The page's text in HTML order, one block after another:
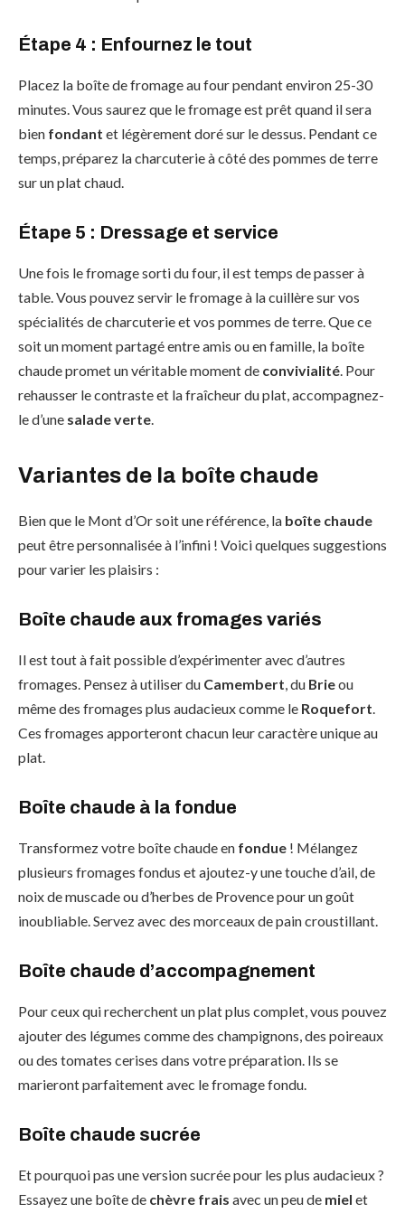
Étape 4 : Enfournez le tout
Placez la boîte de fromage au four pendant environ 25-30
minutes. Vous saurez que le fromage est prêt quand il sera
bien fondant et légèrement doré sur le dessus. Pendant ce
temps, préparez la charcuterie à côté des pommes de terre
sur un plat chaud.
Étape 5 : Dressage et service
Une fois le fromage sorti du four, il est temps de passer à
table. Vous pouvez servir le fromage à la cuillère sur vos
spécialités de charcuterie et vos pommes de terre. Que ce
soit un moment partagé entre amis ou en famille, la boîte
chaude promet un véritable moment de convivialité . Pour
rehausser le contraste et la fraîcheur du plat, accompagnez-
le d’une salade verte
Variantes de la boîte chaude
Bien que le Mont d’Or soit une référence, la boîte chaude
peut être personnalisée à l’infini ! Voici quelques suggestions
pour varier les plaisirs :
Boîte chaude aux fromages variés
Il est tout à fait possible d’expérimenter avec d’autres
fromages. Pensez à utiliser du Camembert , du Brieou
même des fromages plus audacieux comme le Roquefort
Ces fromages apporteront chacun leur caractère unique au
plat.
Boîte chaude à la fondue
Transformez votre boîte chaude en fondue ! Mélangez
plusieurs fromages fondus et ajoutez-y une touche d’ail, de
noix de muscade ou d’herbes de Provence pour un goût
inoubliable. Servez avec des morceaux de pain croustillant.
Boîte chaude d’accompagnement
Pour ceux qui recherchent un plat plus complet, vous pouvez
ajouter des légumes comme des champignons, des poireaux
ou des tomates cerises dans votre préparation. Ils se
marieront parfaitement avec le fromage fondu.
Boîte chaude sucrée
Et pourquoi pas une version sucrée pour les plus audacieux ?
Essayez une boîte de chèvre frais avec un peu de miel et